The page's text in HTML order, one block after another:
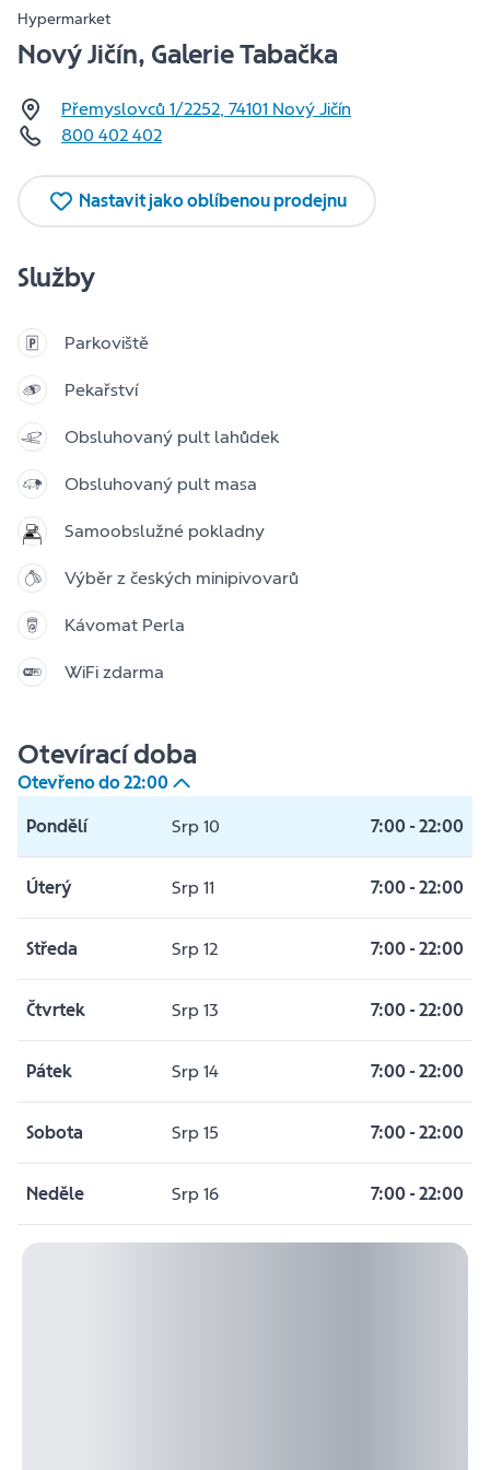
Nastavit jako oblíbenou prodejnu
Hypermarket
Nový Jičín, Galerie Tabačka
Přemyslovců 1/2252, 74101 Nový Jičín
800 402 402
Služby
Parkoviště
Pekařství
Obsluhovaný pult lahůdek
Obsluhovaný pult masa
Samoobslužné pokladny
Výběr z českých minipivovarů
Kávomat Perla
WiFi zdarma
Otevírací doba
Otevřeno do22:00
Pondělí Srp 10 7:00 -22:00
Úterý Srp 11 7:00 -22:00
Středa Srp 12 7:00 -22:00
Čtvrtek Srp 13 7:00 -22:00
Pátek Srp 14 7:00 -22:00
Sobota Srp 15 7:00 -22:00
Neděle Srp 16 7:00 -22:00